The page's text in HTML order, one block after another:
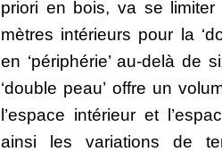
priori en bois, va se
mètres intérieurs pour la
en ‘périphérie’ au-delà de
‘double peau’ offre un
l’espace intérieur et
ainsi les variations de